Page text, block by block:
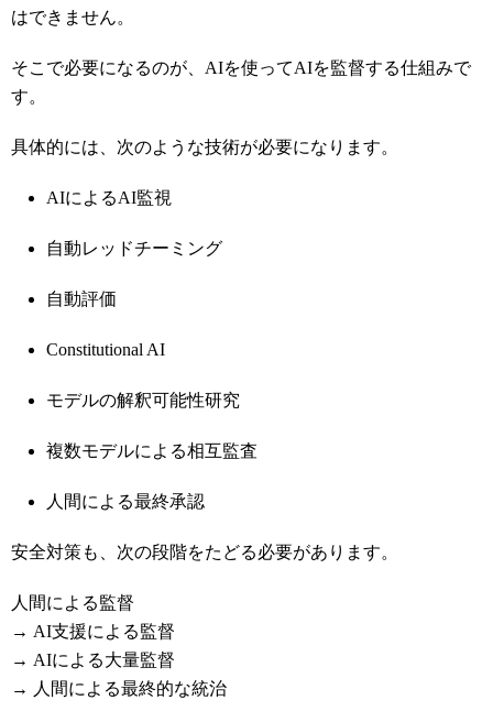
はできません。
そこで必要になるのが、AIを使ってAIを監督する仕組みで
す。
具体的には、次のような技術が必要になります。
AIによるAI監視
自動レッドチーミング
自動評価
Constitutional AI
モデルの解釈可能性研究
複数モデルによる相互監査
人間による最終承認
安全対策も、次の段階をたどる必要があります。
人間による監督
→ AI支援による監督
→ AIによる大量監督
→ 人間による最終的な統治